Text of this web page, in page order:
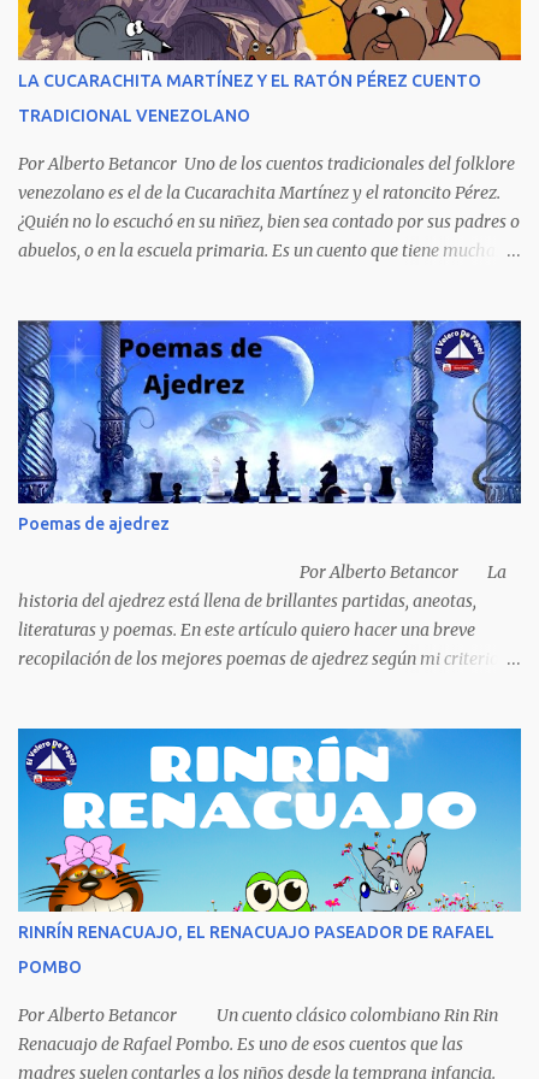
personajes, cuatro crímenes que conmocionaron a la sociedad
venezolana y cuyos presuntos autores quedaron en libertad, pese a
tener la policía pruebas e indicios suficientes de culpabilidad. La
porque refleja los males del poder judicial y de la sociedad
venezolana, tráfico...
LA CUCARACHITA MARTÍNEZ Y EL RATÓN PÉREZ CUENTO
TRADICIONAL VENEZOLANO
Por Alberto Betancor Uno de los cuentos tradicionales del folklore
venezolano es el de la Cucarachita Martínez y el ratoncito Pérez.
¿Quién no lo escuchó en su niñez, bien sea contado por sus padres o
abuelos, o en la escuela primaria. Es un cuento que tiene muchas
hablaban, hace mucho, mucho tiempo, una Cucarachita llamada
Martínez que estaba barriendo el zaguán (porche) de su casa,
cuando vio algo que brillaba, se sorprendió y se emocionó al ver lo
que veían sus ojos, era un mediecito (moneda de cinco céntimos).
La recogió y se preguntó de quien sería, pero al ver que no era de
nadie se la guardó en el bolsillo y siguió barriendo y pensando que
podría comprar, pensó en comprar una casa, pero desecho la idea
porque ya tenía una casa, pensó en un carro (coche), pero desecho
la idea porque no sabía manejar (conducir) al final se le ocurrió
comprarse un vestido y...
Poemas de ajedrez
Por Alberto Betancor La
historia del ajedrez está llena de brillantes partidas, aneotas,
literaturas y poemas. En este artículo quiero hacer una breve
recopilación de los mejores poemas de ajedrez según mi criterio
Borges es uno de los grandes pensadores del Siglo XX, su obra
universal trasciende más allá del premio Nobel de Literatura que le
fue negado por razones políticas, pero como hombre de principios
y sabiendo que sus posturas ideológicas eran un óbice para
obtenerlo, prefirió sus principios que el Nobel. Jorg...
RINRÍN RENACUAJO, EL RENACUAJO PASEADOR DE RAFAEL
POMBO
Por Alberto Betancor Un cuento clásico colombiano Rin Rin
Renacuajo de Rafael Pombo. Es uno de esos cuentos que las
madres suelen contarles a los niños desde la temprana infancia.